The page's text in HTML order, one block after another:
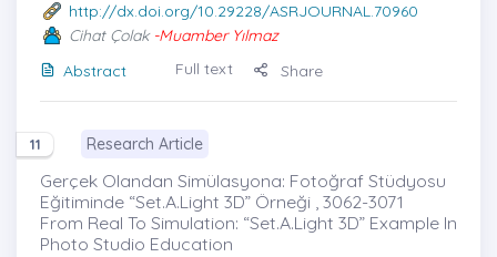
http://dx.doi.org/10.29228/ASRJOURNAL.70960
Cihat Çolak -Muamber Yılmaz
Abstract
Full text Share
11 Research Article
Gerçek Olandan Simülasyona: Fotoğraf Stüdyosu
Eğitiminde “Set.A.Light 3D” Örneği , 3062-3071
From Real To Simulation: “Set.A.Light 3D” Example In
Photo Studio Education